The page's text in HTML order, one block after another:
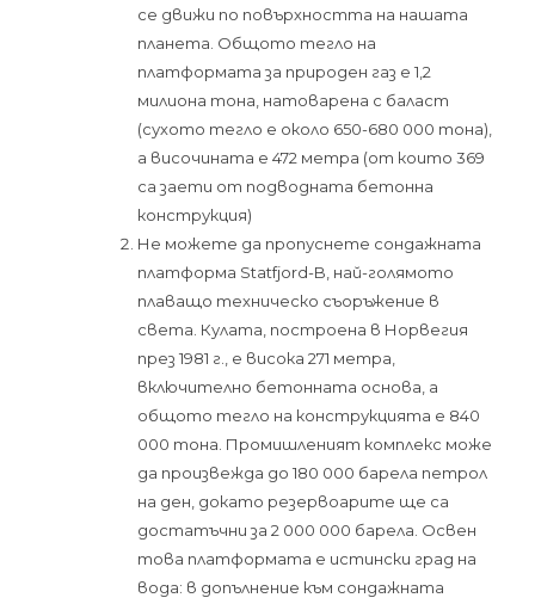
се движи по повърхността на нашата
планета. Общото тегло на
платформата за природен газ е 1,2
милиона тона, натоварена с баласт
(сухото тегло е около 650-680 000 тона),
а височината е 472 метра (от които 369
са заети от подводната бетонна
конструкция)
Не можете да пропуснете сондажната
платформа Statfjord-B, най-голямото
плаващо техническо съоръжение в
света. Кулата, построена в Норвегия
през 1981 г., е висока 271 метра,
включително бетонната основа, а
общото тегло на конструкцията е 840
000 тона. Промишленият комплекс може
да произвежда до 180 000 барела петрол
на ден, докато резервоарите ще са
достатъчни за 2 000 000 барела. Освен
това платформата е истински град на
вода: в допълнение към сондажната